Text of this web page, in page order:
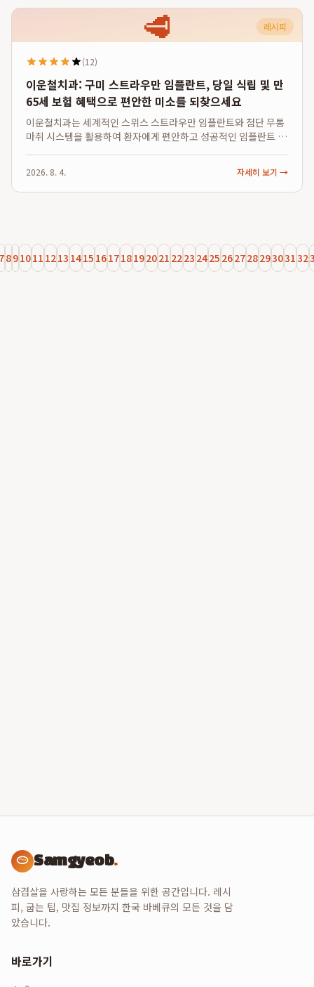
🥩 레시피
(12)
이운철치과: 구미 스트라우만 임플란트, 당일 식립 및 만
65세 보험 혜택으로 편안한 미소를 되찾으세요
이운철치과는 세계적인 스위스 스트라우만 임플란트와 첨단 무통
마취 시스템을 활용하여 환자에게 편안하고 성공적인 임플란트 시
립이 가능하고 만 65세 이상 환자에게는 보험 혜택을 지원합니다.
특히, 이운철치과는 검증된 스위...
2026. 8. 4. 자세히 보기 →
891011 1213 1415 161718192021 2223 2425 26272829303132
Samgyeob.
삼겹살을 사랑하는 모든 분들을 위한 공간입니다. 레시
피, 굽는 팁, 맛집 정보까지 한국 바베큐의 모든 것을 담
았습니다.
바로가기